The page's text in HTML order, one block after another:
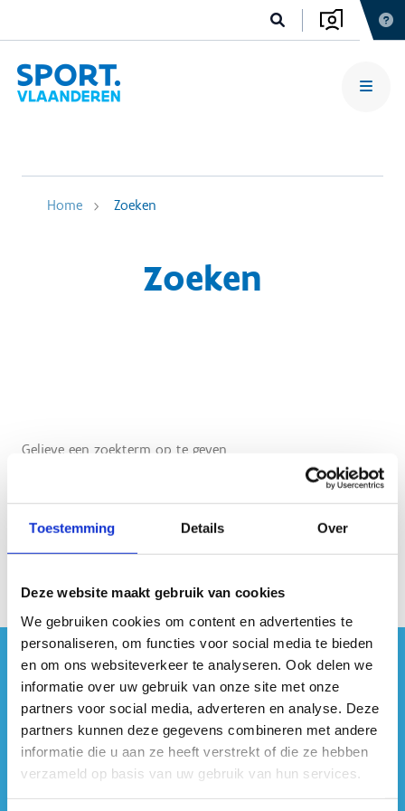
Toestemming Details Over
Deze website maakt gebruik van cookies
We gebruiken cookies om content en advertenties te
personaliseren, om functies voor social media te bieden
en om ons websiteverkeer te analyseren. Ook delen we
informatie over uw gebruik van onze site met onze
partners voor social media, adverteren en analyse. Deze
partners kunnen deze gegevens combineren met andere
informatie die u aan ze heeft verstrekt of die ze hebben
verzameld op basis van uw gebruik van hun services.
Home Zoeken
Zoeken
Gelieve een zoekterm op te geven.
#sportersbelevenmeer
ook op sociale media